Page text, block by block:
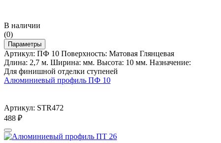
В наличии
(0)
Параметры
Артикул: ПФ 10 Поверхность: Матовая Глянцевая
Длина: 2,7 м. Ширина: мм. Высота: 10 мм. Назначение:
Для финишной отделки ступеней
Алюминиевый профиль ПФ 10
Артикул: STR472
488 ₽